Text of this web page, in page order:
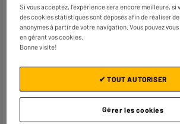
Type de produit
Câble
USB
Coloris
Référence constructeur 1M NOIR
0,025kg
Si vous acceptez, l'expérience sera encore meilleure, si
des cookies statistiques sont déposés afin de réaliser
anonymes à partir de votre navigation. Vous pouvez
en gérant vos cookies.
Bonne visite!
Gérer les cookies
✔ TOUT AUTORISER